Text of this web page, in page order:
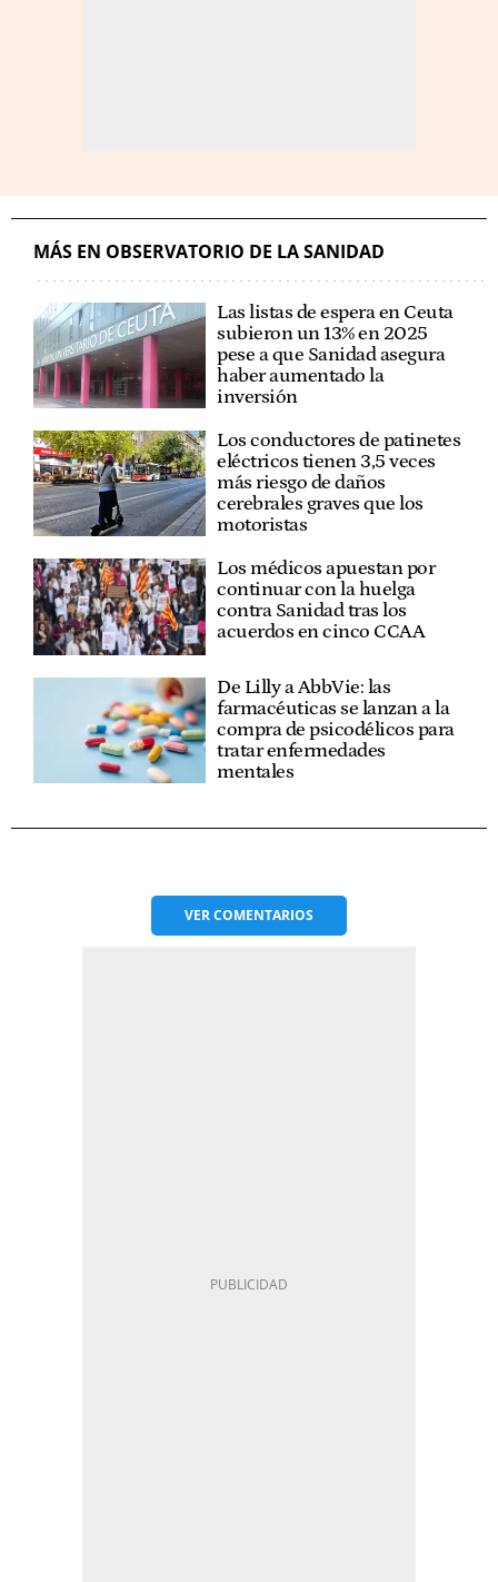
MÁS EN OBSERVATORIO DE LA SANIDAD
Las listas de espera en Ceuta
subieron un 13% en 2025
pese a que Sanidad asegura
haber aumentado la
inversión
Los conductores de patinetes
eléctricos tienen 3,5 veces
más riesgo de daños
cerebrales graves que los
motoristas
Los médicos apuestan por
continuar con la huelga
contra Sanidad tras los
acuerdos en cinco CCAA
De Lilly a AbbVie: las
farmacéuticas se lanzan a la
compra de psicodélicos para
tratar enfermedades
mentales
VERCOMENTARIOS